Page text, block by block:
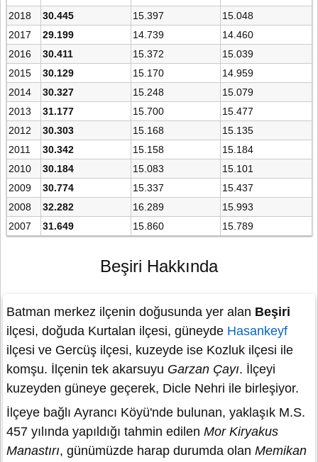
2018
30.445 15.397
15.048
2017
29.199 14.739
14.460
2016
30.411 15.372
15.039
2015
30.129 15.170
14.959
2014
30.327 15.248
15.079
2013
31.177 15.700
15.477
2012
30.303 15.168
15.135
2011
30.342 15.158
15.184
2010
30.184 15.083
15.101
2009
30.774 15.337
15.437
2008
32.282 16.289
15.993
2007
31.649 15.860 15.789
Beşiri Hakkında
Batman merkez ilçenin doğusunda yer alan Beşiri
ilçesi, doğuda Kurtalan ilçesi, güneyde Hasankeyf
ilçesi ve Gercüş ilçesi, kuzeyde ise Kozluk ilçesi ile
komşu. İlçenin tek akarsuyu Garzan Çayı. İlçeyi
kuzeyden güneye geçerek, Dicle Nehri ile birleşiyor.
İlçeye bağlı Ayrancı Köyü'nde bulunan, yaklaşık M.S.
457 yılında yapıldığı tahmin edilen Mor Kiryakus
Manastırı, günümüzde harap durumda olan Memikan